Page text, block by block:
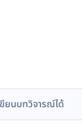
ยนบทวิจารณ์ได้